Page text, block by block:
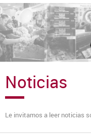
Noticias
Le invitamos a leer noticias